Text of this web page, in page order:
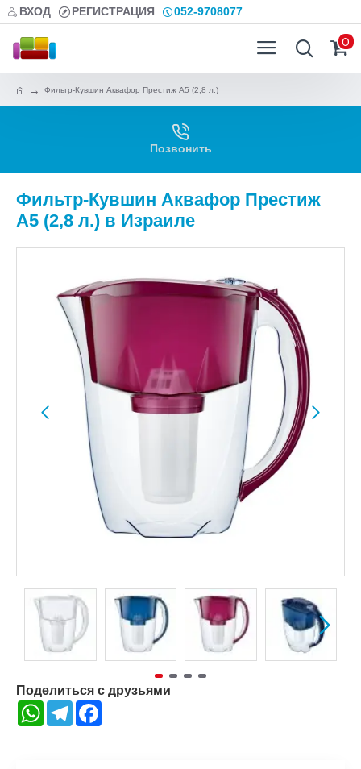
ВХОД РЕГИСТРАЦИЯ 052-9708077
0
Фильтр-Кувшин Аквафор Престиж А5 (2,8 л.)
Позвонить
Фильтр-Кувшин Аквафор Престиж
А5 (2,8 л.) в Израиле
Поделиться с друзьями
WhatsAppTelegram